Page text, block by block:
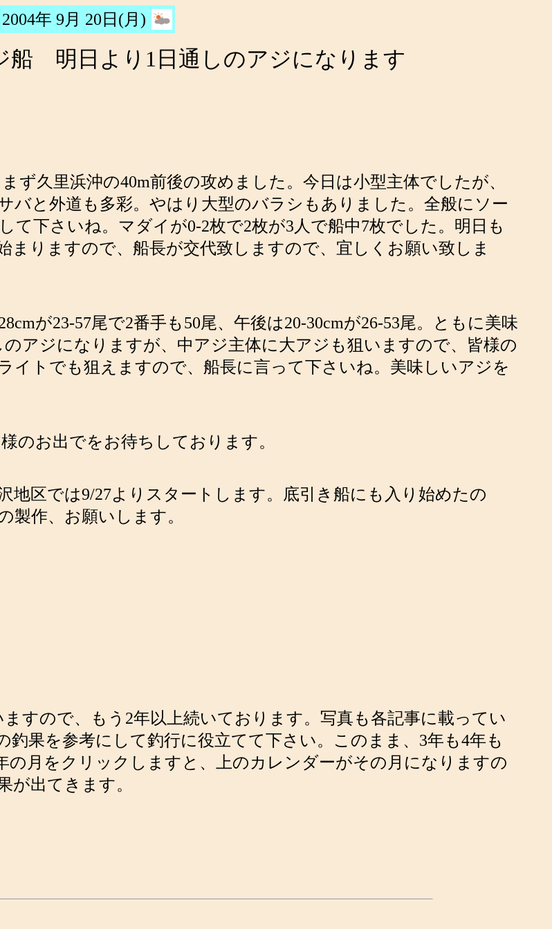
2004年 9月 20日(月)
明日より1日通しのアジになります
ず久里浜沖の40m前後の攻めました。今日は小型主体でしたが、
バと外道も多彩。やはり大型のバラシもありました。全般にソー
下さいね。マダイが0-2枚で2枚が3人で船中7枚でした。明日も
りますので、船長が交代致しますので、宜しくお願い致しま
が23-57尾で2番手も50尾、午後は20-30cmが26-53尾。ともに美味
アジになりますが、中アジ主体に大アジも狙いますので、皆様の
イトでも狙えますので、船長に言って下さいね。美味しいアジを
のお出でをお待ちしております。
区では9/27よりスタートします。底引き船にも入り始めたの
製作、お願いします。
すので、もう2年以上続いております。写真も各記事に載ってい
釣果を参考にして釣行に役立てて下さい。このまま、3年も4年も
の月をクリックしますと、上のカレンダーがその月になりますの
が出てきます。